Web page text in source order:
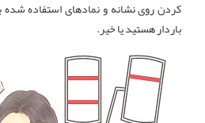
کردن روی نشانه و نمادهای استفاده شده
باردار هستید یا خیر.